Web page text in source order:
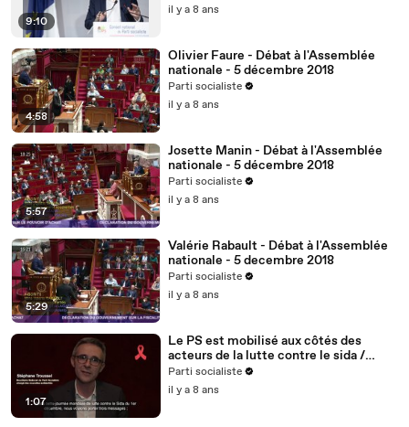
9:10
il y a 8 ans
4:58
Olivier Faure - Débat à l'Assemblée
nationale - 5 décembre 2018
Parti socialiste
il y a 8 ans
5:57
Josette Manin - Débat à l'Assemblée
nationale - 5 décembre 2018
Parti socialiste
il y a 8 ans
5:29
Valérie Rabault - Débat à l'Assemblée
nationale - 5 decembre 2018
Parti socialiste
il y a 8 ans
1:07
Le PS est mobilisé aux côtés des
acteurs de la lutte contre le sida /
Stéphane Troussel - 2/5
Parti socialiste
il y a 8 ans